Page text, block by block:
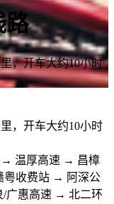
路
，开车大约10小时
，开车大约10小时
→ 温厚高速 → 昌樟
收费站 → 阿深公
广惠高速 → 北二环